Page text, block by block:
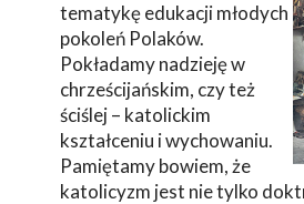
tematykę edukacji młodych
pokoleń Polaków.
Pokładamy nadzieję w
chrześcijańskim, czy też
ściślej – katolickim
kształceniu i wychowaniu.
Pamiętamy bowiem, że
katolicyzm jest nie tylko